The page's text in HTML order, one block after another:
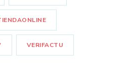
VERIFACTU